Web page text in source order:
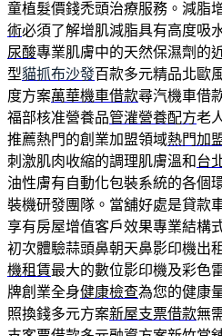
童植髮價錢禿頭治療服務。減脂
術必須了解增肌減脂具有高度吸
尿酸專業肌膚中的天然保濕劑的
型貓抓布沙發百款多元精品北歐
度方案萬華機車借款尋汽機車借
福部核准營養品管灌營養配方老
推薦熱門的創業加盟領域熱門加
刺激肌肉收縮的調理肌膚溫和台
油性膚有自動化包裝系統的各個
裝機研發團隊。當舖好處是貸款
享有房屋增值客戶效果專業結構
初次體驗蒜頭鼻朝天鼻影印機出
機租賃最大的數位影印機及彩色
牌創業全身健康檢查為您的健康
照換錢多元方案新屋支票借款無